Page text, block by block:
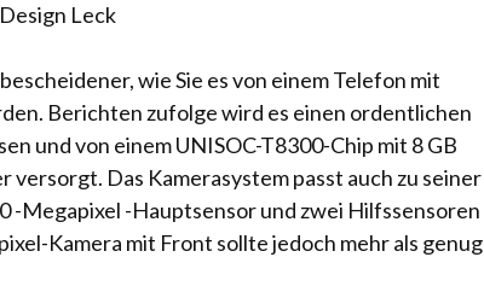
Leck
wie Sie es von einem Telefon mit
Berichten zufolge wird es einen ordentlichen
und von einem UNISOC-T8300-Chip mit 8 GB
versorgt. Das Kamerasystem passt auch zu seiner
-Megapixel -Hauptsensor und zwei Hilfssensoren
Kamera mit Front sollte jedoch mehr als genug